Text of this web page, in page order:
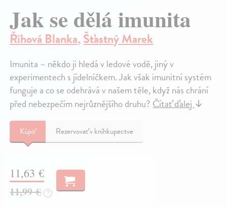
Jak se dělá imunita
Říhová Blanka,Šťastný Marek
Imunita – někdo ji hledá v ledové vodě, jiný v
experimentech s jídelníčkem. Jak však imunitní systém
funguje a co se odehrává v našem těle, když nás chrání
před nebezpečím nejrůznějšího druhu? Čítať ďalej ↓
Kúpiť Rezervovať v kníhkupectve
11,63 €
11,99 € ?